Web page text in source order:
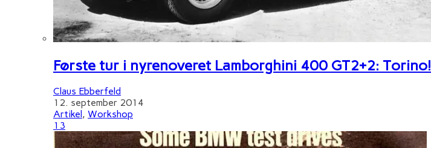
Første tur i nyrenoveret Lamborghini 400 GT2+2: Torino!
Claus Ebberfeld
12. september 2014
Artikel , Workshop
13